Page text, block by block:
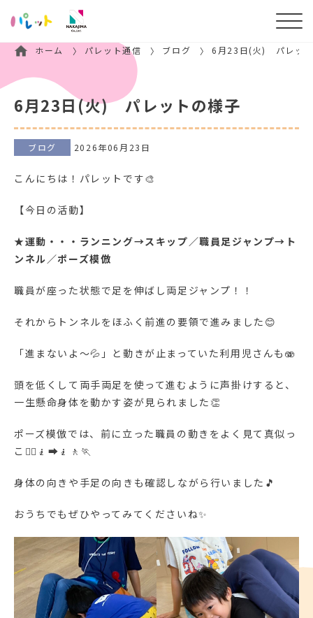
ホーム パレット通信 ブログ 6月23日(火) パレッ
6月23日(火) パレットの様子
ブログ 2026年06月23日
こんにちは！パレットです🎨
【今日の活動】
★運動・・・ランニング→スキップ／職員足ジャンプ→ト
ンネル／ポーズ模倣
職員が座った状態で足を伸ばし両足ジャンプ！！
それからトンネルをほふく前進の要領で進みました😊
「進まないよ～💦」と動きが止まっていた利用児さんも🫨
頭を低くして両手両足を使って進むように声掛けすると、
一生懸命身体を動かす姿が見られました👏
ポーズ模倣では、前に立った職員の動きをよく見て真似っ
こ🧍‍♀️🧎‍➡️🧎🚶🏃
身体の向きや手足の向きも確認しながら行いました🎵
おうちでもぜひやってみてくださいね✨